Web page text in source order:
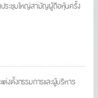
ประชุมใหญ่สามัญผู้ถือหุ้นครั้ง
ต่งตั้งกรรมการและผู้บริหาร